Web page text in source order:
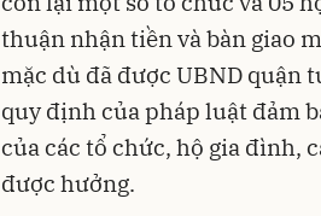
thuận nhận tiền và bàn giao
mặc dù đã được UBND quận
quy định của pháp luật đảm
của các tổ chức, hộ gia đình,
được hưởng.